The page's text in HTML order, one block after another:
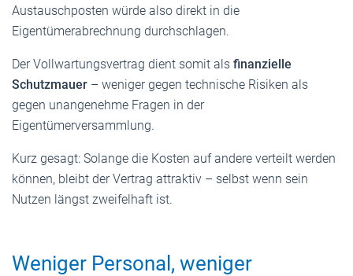
Austauschposten würde also direkt in die
Eigentümerabrechnung durchschlagen.
Der Vollwartungsvertrag dient somit als finanzielle
Schutzmauer – weniger gegen technische Risiken als
gegen unangenehme Fragen in der
Eigentümerversammlung.
Kurz gesagt: Solange die Kosten auf andere verteilt werden
können, bleibt der Vertrag attraktiv – selbst wenn sein
Nutzen längst zweifelhaft ist.
Weniger Personal, weniger